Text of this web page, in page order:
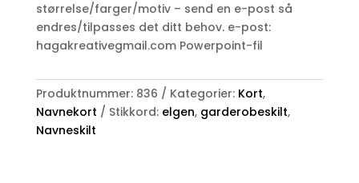
størrelse/farger/motiv – send en e-post så
endres/tilpasses det ditt behov. e-post:
hagakreativegmail.com Powerpoint-fil
Produktnummer: 836 Kategorier: Kort,
Navnekort
Stikkord: elgen, garderobeskilt,
Navneskilt